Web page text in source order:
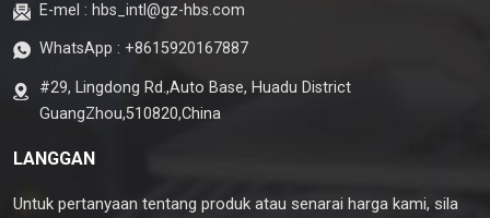
E-mel : hbs_intl@gz-hbs.com
WhatsApp : +8615920167887
#29, Lingdong Rd.,Auto Base, Huadu District
GuangZhou,510820,China
LANGGAN
Untuk pertanyaan tentang produk atau senarai harga kami, sila